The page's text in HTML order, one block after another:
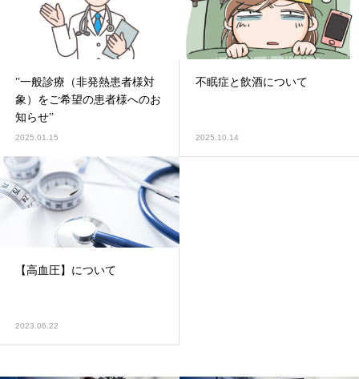
’’一般診療（非発熱患者様対
象）をご希望の患者様へのお
知らせ’’
2025.01.15
不眠症と飲酒について
2025.10.14
【高血圧】について
2023.06.22